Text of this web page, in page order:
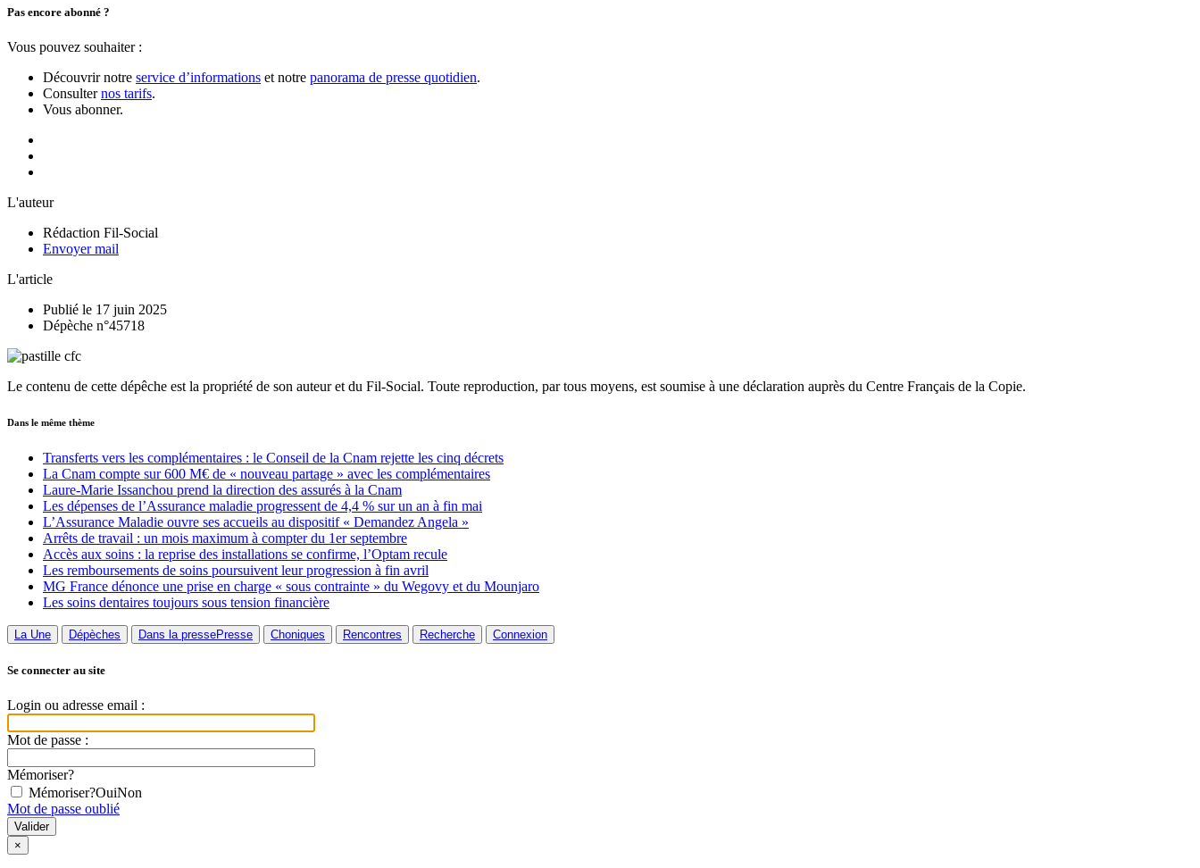
Pas encore abonné ?
Vous pouvez souhaiter :
Découvrir notre service d’informations et notre panorama de presse quotidien.
Consulternos tarifs.
Vous abonner.
L'auteur
Rédaction Fil-Social
Envoyer mail
L'article
Publié le 17 juin 2025
Dépèche n°45718
Le contenu de cette dépêche est la propriété de son auteur et du Fil-Social. Toute reproduction, par tous moyens, est soumise à une déclaration auprès du Centre Français de la Copie.
Dans le même thème
Transferts vers les complémentaires : le Conseil de la Cnam rejette les cinq décrets
La Cnam compte sur 600 M€ de « nouveau partage » avec les complémentaires
Laure-Marie Issanchou prend la direction des assurés à la Cnam
Les dépenses de l’Assurance maladie progressent de 4,4 % sur un an à fin mai
L’Assurance Maladie ouvre ses accueils au dispositif « Demandez Angela »
Arrêts de travail : un mois maximum à compter du 1er septembre
Accès aux soins : la reprise des installations se confirme, l’Optam recule
Les remboursements de soins poursuivent leur progression à fin avril
MG France dénonce une prise en charge « sous contrainte » du Wegovy et du Mounjaro
Les soins dentaires toujours sous tension financière
La Une Dépèches Dans la pressePresse Choniques Rencontres Recherche Connexion
Se connecter au site
Login ou adresse email :
Mot de passe :
Mémoriser?
Mémoriser?OuiNon
Mot de passe oublié
×